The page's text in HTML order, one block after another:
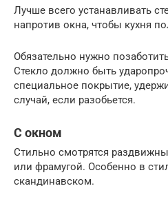
Лучше всего устанавливать
напротив окна, чтобы кухня
Обязательно нужно
Стекло должно быть
специальное покрытие,
случай, если разобьется.
С окном
Стильно смотрятся
или фрамугой. Особенно в
скандинавском.